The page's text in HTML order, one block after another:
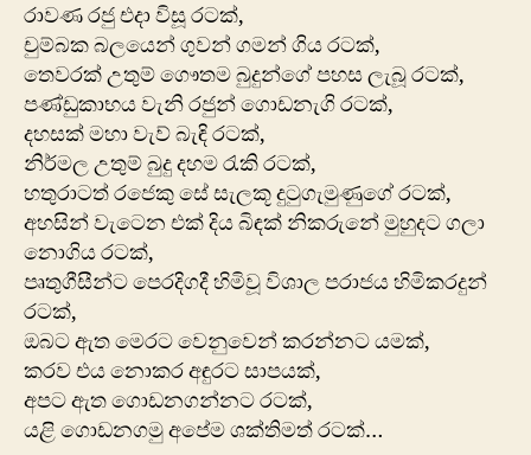
රටක්
රාවණ රජු එදා විසූ රටක්,
චුම්බක බලයෙන් ගුවන් ගමන් ගිය රටක්,
තෙවරක් උතුම් ගෞතම බුදුන්ගේ පහස ලැබූ රටක්,
පණ්ඩුකාභය වැනි රජුන් ගොඩනැගි රටක්,
දහසක් මහා වැව් බැඳි රටක්,
නිර්මල උතුම් බුදු දහම රැකි රටක්,
හතුරා‍ටත් රජෙකු සේ සැලකූ දුටුගැමුණුගේ රටක්,
අහසින් වැටෙන එක් දිය බිඳක් නික‍රුනේ මුහුදට ගලා
නොගිය රටක්,
පෘතුගීසීන්ට පෙරදිගදී හිමිවූ විශාල පරාජය හිමිකරදුන්
රටක්,
ඔබට ඇත මෙරට වෙනුවෙන් කරන්නට යමක්,
කරව එය නොකර අඳුර‍ට සාපයක්,
අපට ඇත ගොඩනගන්නට රටක්,
යළි ගොඩනගමු අපේම ශක්තිමත් රටක්…